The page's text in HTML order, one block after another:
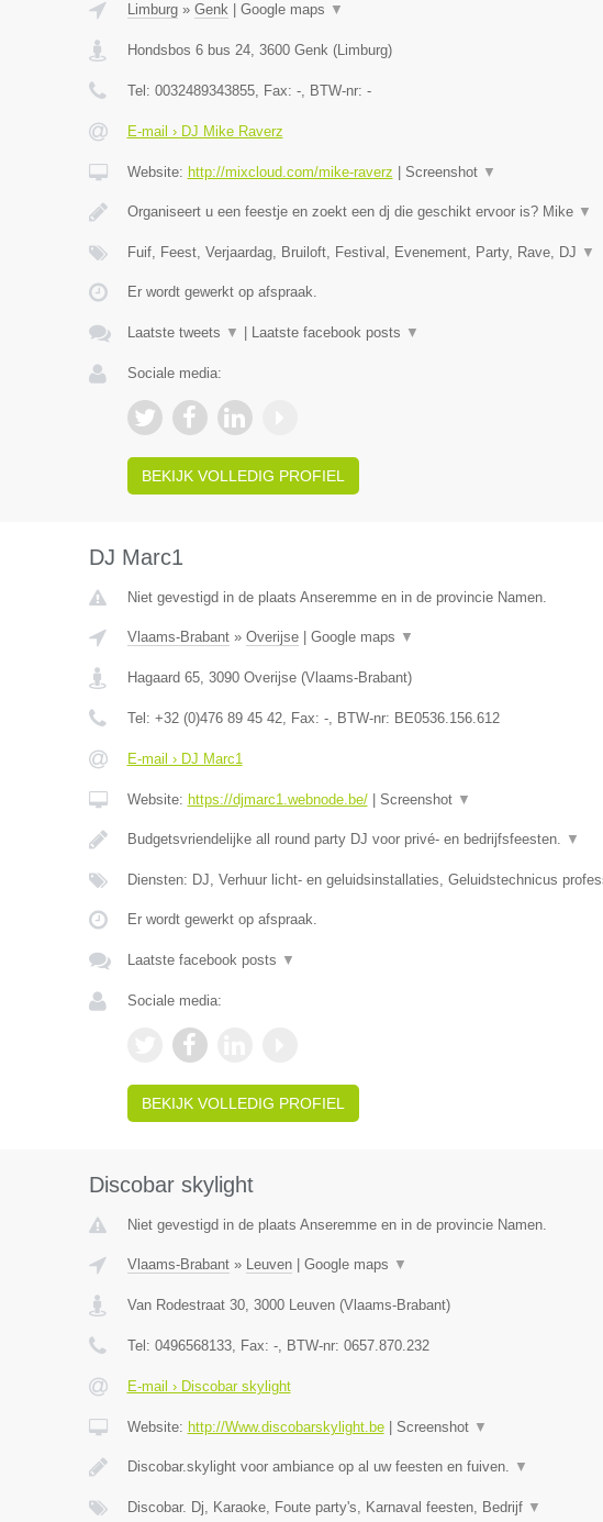
Limburg» Genk| Google maps ▼
Hondsbos 6 bus 24, 3600 Genk(Limburg)
Tel: 0032489343855, Fax: -, BTW-nr: -
E-mail › DJ Mike Raverz
Website: http://mixcloud.com/mike-raverz Screenshot ▼
Organiseert u een feestje en zoekt een dj die geschikt ervoor is? Mike ▼
Fuif, Feest, Verjaardag, Bruiloft, Festival, Evenement, Party, Rave, DJ ▼
Er wordt gewerkt op afspraak.
Laatste tweets ▼ Laatste facebook posts ▼
Sociale media:
BEKIJK VOLLEDIG PROFIEL
DJ Marc1
Niet gevestigd in de plaats Anseremme en in de provincie Namen.
Vlaams-Brabant» Overijse| Google maps ▼
Hagaard 65, 3090 Overijse(Vlaams-Brabant)
Tel: +32 (0)476 89 45 42, Fax: -, BTW-nr: BE0536.156.612
E-mail › DJ Marc1
Website: https://djmarc1.webnode.be/| Screenshot ▼
Budgetsvriendelijke all round party DJ voor privé- en bedrijfsfeesten. ▼
Diensten: DJ, Verhuur licht- en geluidsinstallaties, Geluidstechnicus
Er wordt gewerkt op afspraak.
Laatste facebook posts ▼
Sociale media:
BEKIJK VOLLEDIG PROFIEL
Discobar skylight
Niet gevestigd in de plaats Anseremme en in de provincie Namen.
Vlaams-Brabant» Leuven| Google maps ▼
Van Rodestraat 30, 3000 Leuven(Vlaams-Brabant)
Tel: 0496568133, Fax: -, BTW-nr: 0657.870.232
E-mail › Discobar skylight
Website: http://Www.discobarskylight.be| Screenshot ▼
Discobar.skylight voor ambiance op al uw feesten en fuiven. ▼
Discobar. Dj, Karaoke, Foute party's, Karnaval feesten, Bedrijf ▼